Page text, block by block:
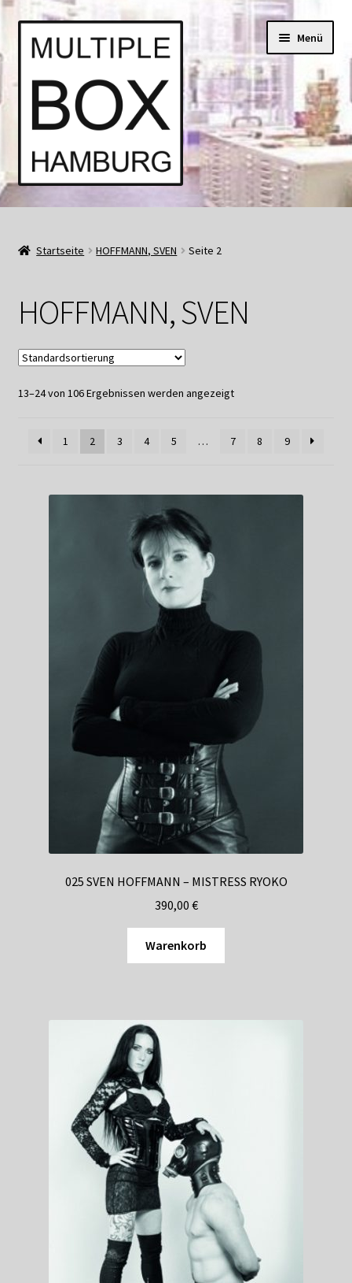
Zur
Navigation
Springe
zum
Menü
Start
AGB
Linkliste
Suchservice
Versandkosten / Lieferung
Widerrufsbelehrung
Startseite HOFFMANN, SVEN Seite 2
HOFFMANN, SVEN
13–24 von 106 Ergebnissen werden angezeigt
1 2 3 4 5 … 7 8 9
025 SVEN HOFFMANN – MISTRESS RYOKO
390,00 €
Warenkorb